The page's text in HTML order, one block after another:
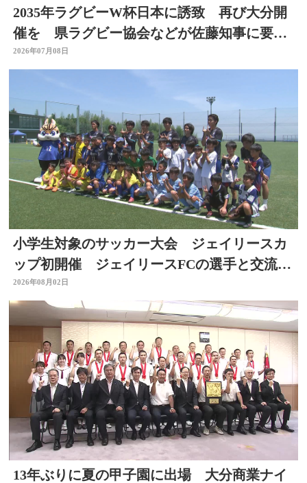
2035年ラグビーW杯日本に誘致 再び大分開
催を 県ラグビー協会などが佐藤知事に要望
書提出 大分
2026年07月08日
小学生対象のサッカー大会 ジェイリースカ
ップ初開催 ジェイリースFCの選手と交流
も 大分
2026年08月02日
13年ぶりに夏の甲子園に出場 大分商業ナイ